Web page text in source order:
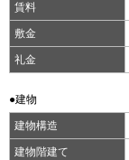
賃料
敷金
礼金
●建物
建物構造
建物階建て